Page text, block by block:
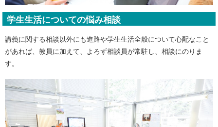
学生生活についての悩み相談
講義に関する相談以外にも進路や学生生活全般について心配なこと
があれば、教員に加えて、よろず相談員が常駐し、相談にのりま
す。